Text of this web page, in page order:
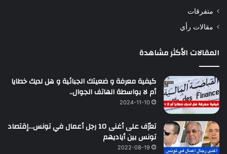
متفرقات
مقالات رأي
المقالات الأكثر مشاهدة
كيفية معرفة و ضعيتك الجبائية و هل لديك خطايا
أم لا بواسطة الهاتف الجوال..
2024-11-10
تعرّف على أغنى 10 رجل أعمال في تونس…إقتصاد
تونس بين أياديهم
2022-08-19